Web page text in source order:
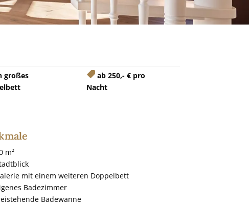
großes
 ab 250,- € pro
Nacht
m²
mit einem weiteren Doppelbett
Badezimmer
Badewanne